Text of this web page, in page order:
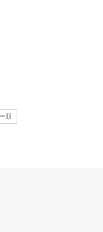
順